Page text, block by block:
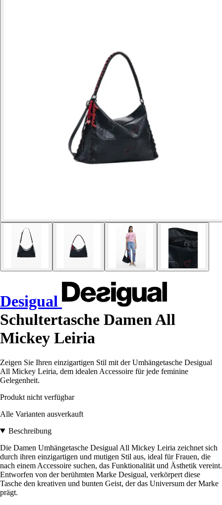
Desigual
Schultertasche Damen All
Mickey Leiria
Zeigen Sie Ihren einzigartigen Stil mit der Umhängetasche Desigual
All Mickey Leiria, dem idealen Accessoire für jede feminine
Gelegenheit.
Produkt nicht verfügbar
Alle Varianten ausverkauft
Beschreibung
Die Damen Umhängetasche Desigual All Mickey Leiria zeichnet sich
durch ihren einzigartigen und mutigen Stil aus, ideal für Frauen, die
nach einem Accessoire suchen, das Funktionalität und Ästhetik vereint.
Entworfen von der berühmten Marke Desigual, verkörpert diese
Tasche den kreativen und bunten Geist, der das Universum der Marke
prägt.